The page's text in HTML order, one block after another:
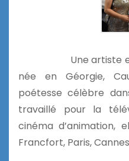
Une artiste et
née en Géorgie,
poétesse célèbre
travaillé pour la
cinéma d’animation,
Francfort, Paris,